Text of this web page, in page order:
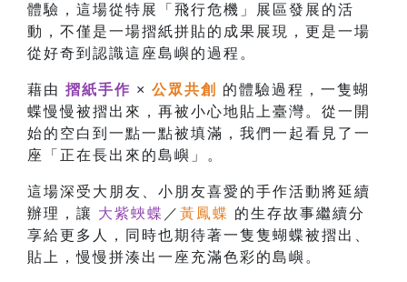
體驗，這場從特展「飛行危機」展區發展的活
動，不僅是一場摺紙拼貼的成果展現，更是一場
從好奇到認識這座島嶼的過程。
藉由 摺紙手作 × 公眾共創 的體驗過程，一隻蝴
蝶慢慢被摺出來，再被小心地貼上臺灣。從一開
始的空白到一點一點被填滿，我們一起看見了一
座「正在長出來的島嶼」。
這場深受大朋友、小朋友喜愛的手作活動將延續
辦理，讓 大紫蛺蝶 ／ 黃鳳蝶 的生存故事繼續分
享給更多人，同時也期待著一隻隻蝴蝶被摺出、
貼上，慢慢拼湊出一座充滿色彩的島嶼。